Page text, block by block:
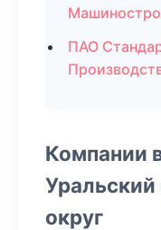
ПАО
Компании
округ